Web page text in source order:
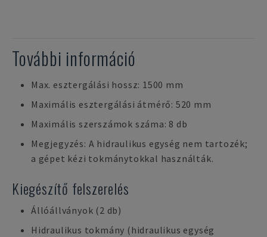
További információ
Max. esztergálási hossz: 1500 mm
Maximális esztergálási átmérő: 520 mm
Maximális szerszámok száma: 8 db
Megjegyzés: A hidraulikus egység nem tartozék;
a gépet kézi tokmánytokkal használták.
Kiegészítő felszerelés
Állóállványok (2 db)
Hidraulikus tokmány (hidraulikus egység